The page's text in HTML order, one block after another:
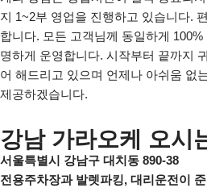
지 1~2부 영업을 진행하고 있습니다.
합니다. 모든 고객님께 동일하게
명하게 운영합니다. 시작부터 끝까지
어 해드리고 있으며 언제나 아쉬움 없
제공하겠습니다.
강남 가라오케 오시
서울특별시 강남구 대치동 890-38
전용주차장과 발렛파킹, 대리운전이